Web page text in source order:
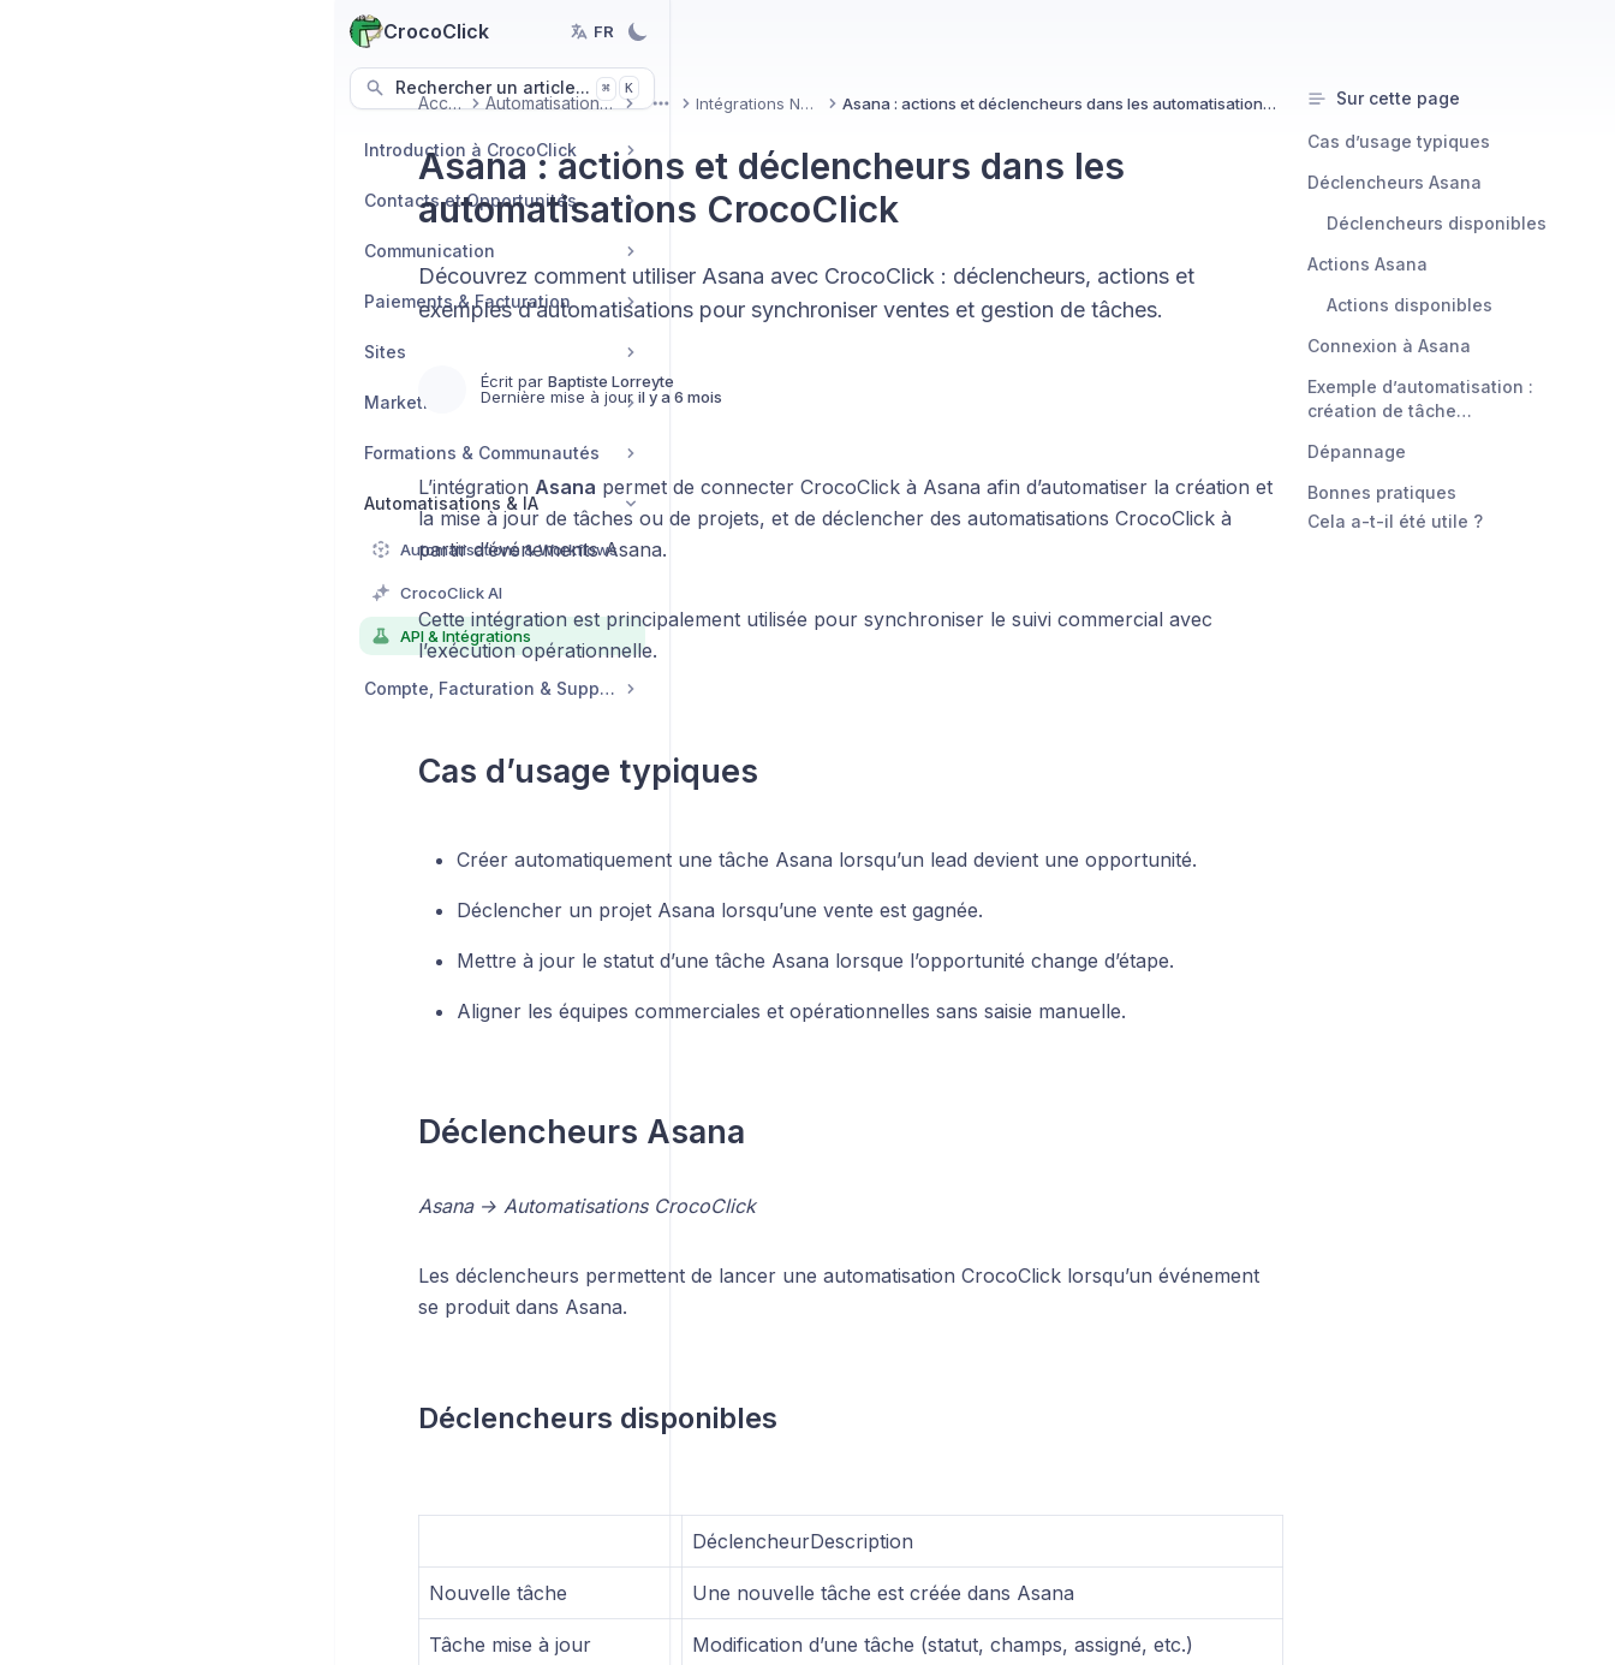
CrocoClick FR
Rechercher un article... ⌘ K
Introduction à CrocoClick
Contacts et Opportunités
Communication
Paiements & Facturation
Sites
Marketing
Formations & Communautés
Automatisations & IA
Automatisations & Workflows
CrocoClick AI
API & Intégrations
Compte, Facturation & Support
Accueil Automatisations & IA More Intégrations Natives Asana : actions et déclencheurs dans les automatisations CrocoClick
Asana : actions et déclencheurs dans les
automatisations CrocoClick
Découvrez comment utiliser Asana avec CrocoClick : déclencheurs, actions et
exemples d’automatisations pour synchroniser ventes et gestion de tâches.
Écrit par Baptiste Lorreyte
Dernière mise à jour il y a 6 mois
L’intégration Asana permet de connecter CrocoClick à Asana afin d’automatiser la création et
la mise à jour de tâches ou de projets, et de déclencher des automatisations CrocoClick à
partir d’événements Asana.
Cette intégration est principalement utilisée pour synchroniser le suivi commercial avec
l’exécution opérationnelle.
Cas d’usage typiques
Créer automatiquement une tâche Asana lorsqu’un lead devient une opportunité.
Déclencher un projet Asana lorsqu’une vente est gagnée.
Mettre à jour le statut d’une tâche Asana lorsque l’opportunité change d’étape.
Aligner les équipes commerciales et opérationnelles sans saisie manuelle.
Déclencheurs Asana
Asana → Automatisations CrocoClick
Les déclencheurs permettent de lancer une automatisation CrocoClick lorsqu’un événement
se produit dans Asana.
Déclencheurs disponibles
DéclencheurDescription
Nouvelle tâche Une nouvelle tâche est créée dans Asana
Tâche mise à jour Modification d’une tâche (statut, champs, assigné, etc.)
Sur cette page
Cas d’usage typiques
Déclencheurs Asana
Déclencheurs disponibles
Actions Asana
Actions disponibles
Connexion à Asana
Exemple d’automatisation :
création de tâche
Dépannage
Bonnes pratiques
Cela a-t-il été utile ?